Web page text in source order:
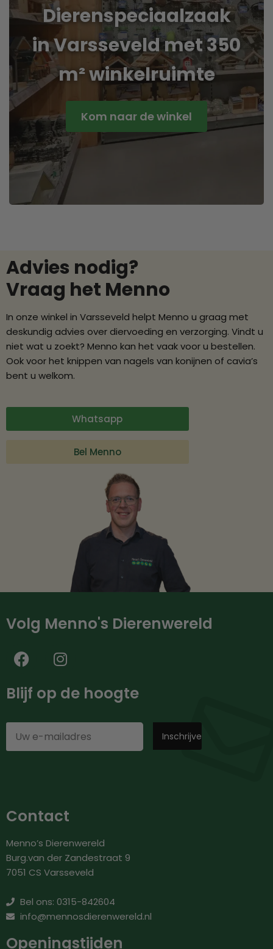
Dierenspeciaalzaak
in Varsseveld met 350
m² winkelruimte
Kom naar de winkel
Advies nodig?
Vraag het Menno
In onze winkel in Varsseveld helpt Menno u graag met
deskundig advies over diervoeding en verzorging. Vindt u
niet wat u zoekt? Menno kan het vaak voor u bestellen.
Ook voor het knippen van nagels van konijnen of cavia’s
bent u welkom.
Whatsapp
Bel Menno
Volg Menno's Dierenwereld
Blijf op de hoogte
Contact
Menno’s Dierenwereld
Burg.van der Zandestraat 9
7051 CS Varsseveld
Bel ons: 0315-842604
info@mennosdierenwereld.nl
Openingstijden